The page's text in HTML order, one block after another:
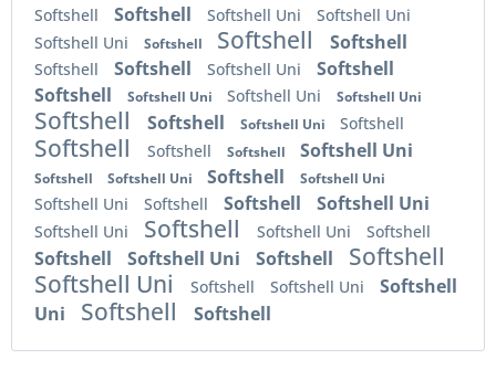
Softshell Softshell Softshell Uni
Softshell Uni
Softshell Uni
Softshell Softshell Softshell
Softshell Softshell Softshell Uni
Softshell
Softshell
Softshell Uni Softshell Uni Softshell Uni
Softshell Softshell Softshell Uni Softshell
Softshell Softshell Softshell Softshell Uni
Softshell Softshell Uni Softshell Softshell Uni
Softshell Uni Softshell Softshell Softshell Uni
Softshell Uni Softshell Softshell Uni Softshell
Softshell Softshell Uni Softshell
Softshell
Softshell Uni
Softshell Softshell Uni
Softshell
Uni
Softshell Softshell